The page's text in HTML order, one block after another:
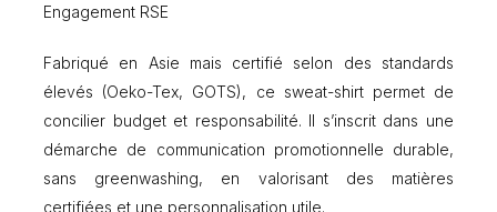
Engagement RSE
Fabriqué en Asie mais certifié selon des standards
élevés (Oeko-Tex, GOTS), ce sweat-shirt permet de
concilier budget et responsabilité. Il s’inscrit dans une
démarche de communication promotionnelle durable,
sans greenwashing, en valorisant des matières
certifiées et une personnalisation utile.